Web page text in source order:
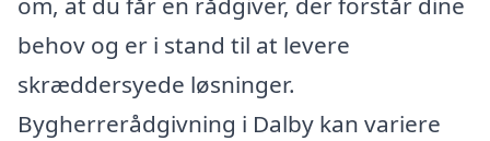
behov og er i stand til at levere
skræddersyede løsninger.
Bygherrerådgivning i Dalby kan variere